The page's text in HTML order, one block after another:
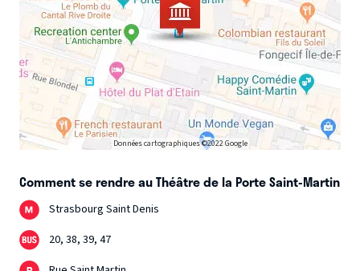
Données cartographiques ©2022 Google
Comment se rendre au Théâtre de la Porte Saint-Martin
Strasbourg Saint Denis
20, 38, 39, 47